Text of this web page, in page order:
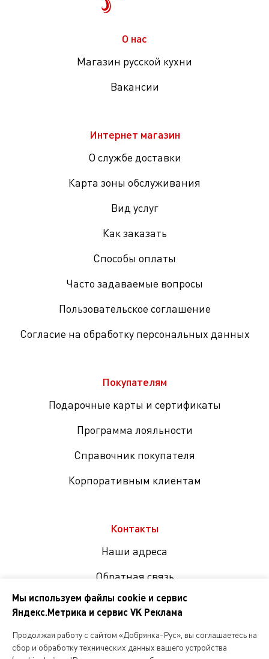
О нас
Магазин русской кухни
Вакансии
Интернет магазин
О службе доставки
Карта зоны обслуживания
Вид услуг
Как заказать
Способы оплаты
Часто задаваемые вопросы
Пользовательское соглашение
Согласие на обработку персональных данных
Покупателям
Подарочные карты и сертификаты
Программа лояльности
Справочник покупателя
Корпоративным клиентам
Контакты
Наши адреса
Обратная связь
соцсетях
Мы используем файлы cookie и сервис
Яндекс.Метрика и сервис VK Реклама
Продолжая работу с сайтом «Добрянка-Рус», вы соглашаетесь на
сбор и обработку технических данных вашего устройства